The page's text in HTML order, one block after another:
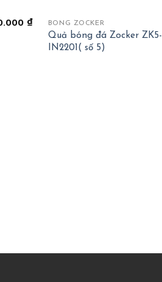
₫ BÓNG ZOCKER
Quả bóng đá Zocker ZK5-
IN2201( số 5)